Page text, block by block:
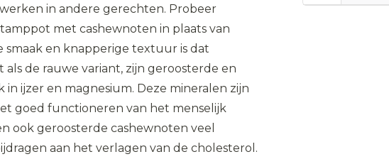
in andere gerechten. Probeer
met cashewnoten in plaats van
smaak en knapperige textuur is dat
als de rauwe variant, zijn geroosterde en
ijzer en magnesium. Deze mineralen zijn
goed functioneren van het menselijk
ook geroosterde cashewnoten veel
aan het verlagen van de cholesterol.